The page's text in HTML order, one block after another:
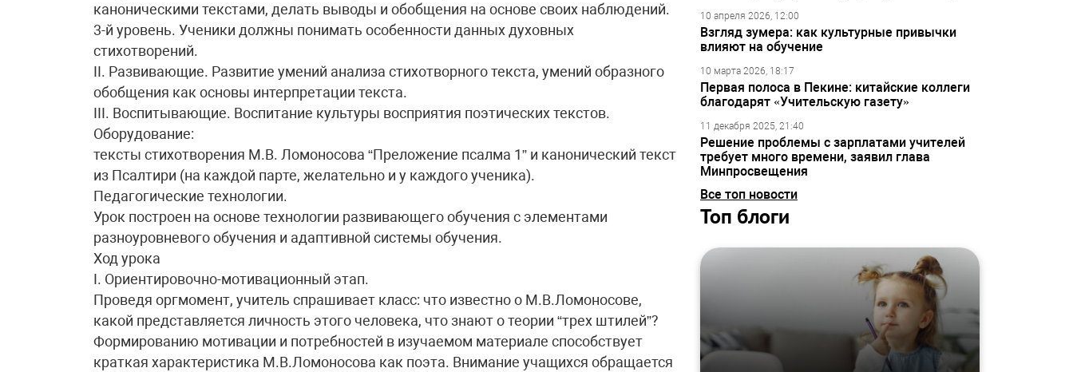
каноническими текстами, делать выводы и обобщения на основе своих наблюдений.
3-й уровень. Ученики должны понимать особенности данных духовных
стихотворений.
II. Развивающие. Развитие умений анализа стихотворного текста, умений образного
обобщения как основы интерпретации текста.
III. Воспитывающие. Воспитание культуры восприятия поэтических текстов.
Оборудование:
тексты стихотворения М.В. Ломоносова “Преложение псалма 1” и канонический текст
из Псалтири (на каждой парте, желательно и у каждого ученика).
Педагогические технологии.
Урок построен на основе технологии развивающего обучения с элементами
разноуровневого обучения и адаптивной системы обучения.
Ход урока
I. Ориентировочно-мотивационный этап.
Проведя оргмомент, учитель спрашивает класс: что известно о М.В.Ломоносове,
какой представляется личность этого человека, что знают о теории “трех штилей”?
Формированию мотивации и потребностей в изучаемом материале способствует
краткая характеристика М.В.Ломоносова как поэта. Внимание учащихся обращается
10 апреля 2026, 12:00
Взгляд зумера: как культурные привычки
влияют на обучение
10 марта 2026, 18:17
Первая полоса в Пекине: китайские коллеги
благодарят «Учительскую газету»
11 декабря 2025, 21:40
Решение проблемы с зарплатами учителей
требует много времени, заявил глава
Минпросвещения
Все топ новости
Топ блоги